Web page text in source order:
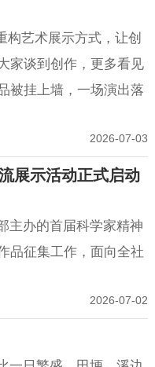
构艺术展示方式，让创
家谈到创作，更多看见
被挂上墙，一场演出落
2026-07-03
展示活动正式启动
主办的首届科学家精神
品征集工作，面向全社
2026-07-02